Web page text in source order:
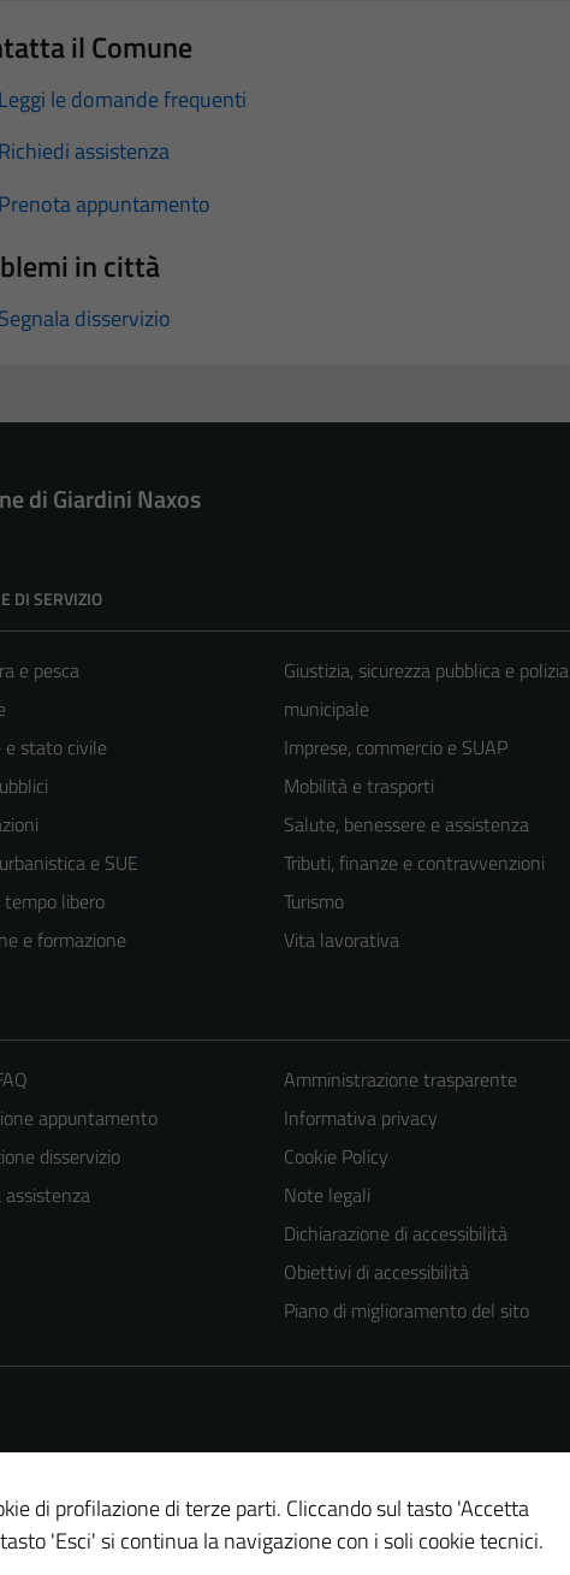
il Comune
Leggi le domande frequenti
Richiedi assistenza
Prenota appuntamento
in città
Segnala disservizio
di Giardini Naxos
DI SERVIZIO
e pesca
e stato civile
e SUE
libero
e formazione
Giustizia, sicurezza pubblica e polizia
municipale
Imprese, commercio e SUAP
Mobilità e trasporti
Salute, benessere e assistenza
Tributi, finanze e contravvenzioni
Turismo
Vita lavorativa
appuntamento
disservizio
assistenza
Amministrazione trasparente
Informativa privacy
Cookie Policy
Note legali
Dichiarazione di accessibilità
Obiettivi di accessibilità
Piano di miglioramento del sito
di profilazione di terze parti. Cliccando sul tasto 'Accetta
'Esci' si continua la navigazione con i soli cookie tecnici.
Tecnici